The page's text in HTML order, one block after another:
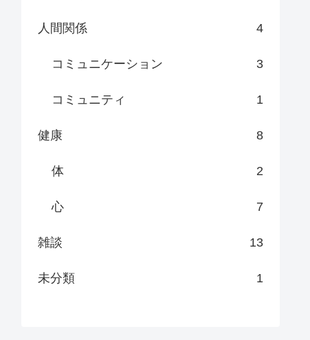
人間関係 4
コミュニケーション 3
コミュニティ 1
健康 8
体 2
心 7
雑談 13
未分類 1